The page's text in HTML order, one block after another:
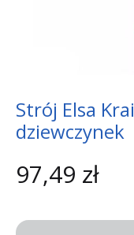
Strój Elsa
dziewczynek
97,49 zł